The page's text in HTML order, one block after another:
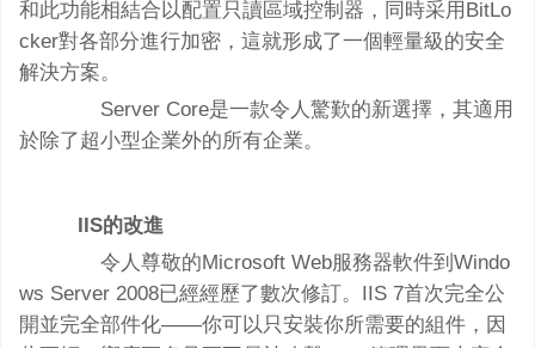
和此功能相結合以配置只讀區域控制器，同時采用BitLo
cker對各部分進行加密，這就形成了一個輕量級的安全
解決方案。
Server Core是一款令人驚歎的新選擇，其適用
於除了超小型企業外的所有企業。
IIS的改進
令人尊敬的Microsoft Web服務器軟件到Windo
ws Server 2008已經經歷了數次修訂。IIS 7首次完全公
開並完全部件化——你可以只安裝你所需要的組件，因